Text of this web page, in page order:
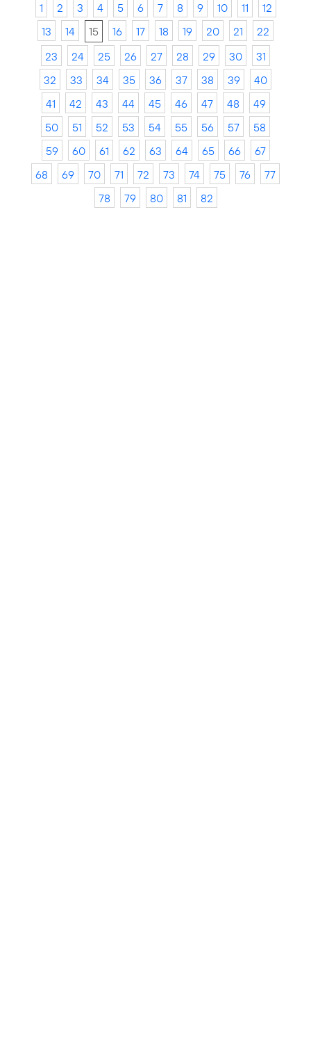
1 2 3 4 5 6 7 8 9 10 11
12
13
14 15 16 17 18 19 20 21
22
23
24 25 26 27 28 29 30
31
32
33 34 35 36 37 38 39
40
41
42 43 44 45 46 47 48
49
50
51 52 53 54 55 56 57
58
59
60 61 62 63 64 65 66
67
68
69 70 71 72 73 74 75 76
77
78
79 80 81 82